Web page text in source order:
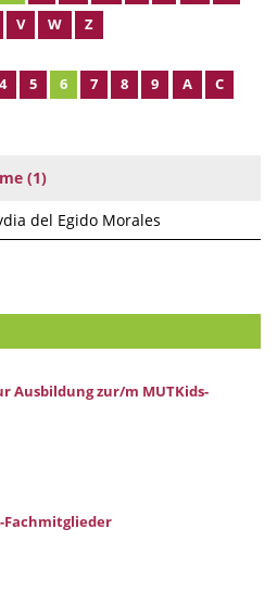
V W Z
4 5 6 7 8 9 A
C
(1)
del Egido Morales
Ausbildung zur/m MUTKids-
Fachmitglieder